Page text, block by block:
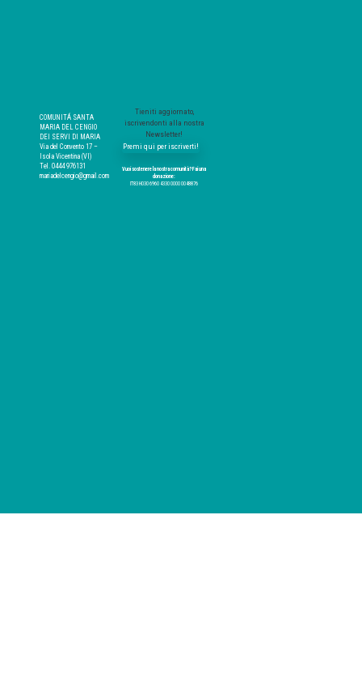
COMUNITÁ SANTA
MARIA DEL CENGIO
DEI SERVI DI MARIA
Via del Convento 17 –
Isola Vicentina (VI)
Tel. 0444 976131
mariadelcengio@gmail.com
Tieniti aggiornato,
iscrivendonti alla nostra
Newsletter!
Premi qui per iscriverti!
Vuoi sostenere la nostra comunità? Fai una
donazione:
IT83 H030 6960 4330 0000 0048876